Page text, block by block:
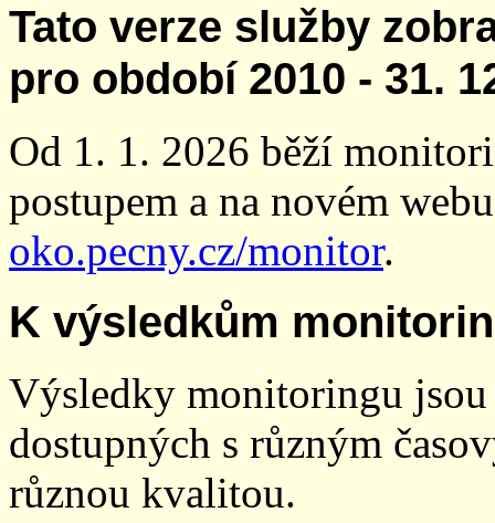
Tato verze služby
pro období 2010 - 31.
Od 1. 1. 2026 běží
postupem a na novém
oko.pecny.cz/monitor.
K výsledkům
Výsledky monitoringu
dostupných s různým
různou kvalitou.